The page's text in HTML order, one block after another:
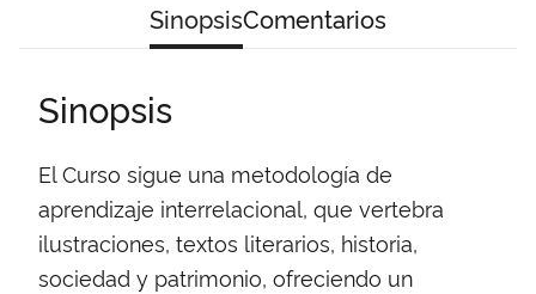
SinopsisComentarios
Sinopsis
El Curso sigue una metodología de
aprendizaje interrelacional, que vertebra
ilustraciones, textos literarios, historia,
sociedad y patrimonio, ofreciendo un